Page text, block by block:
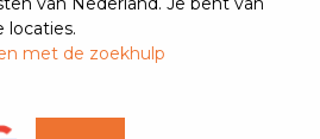
locaties.
met de zoekhulp